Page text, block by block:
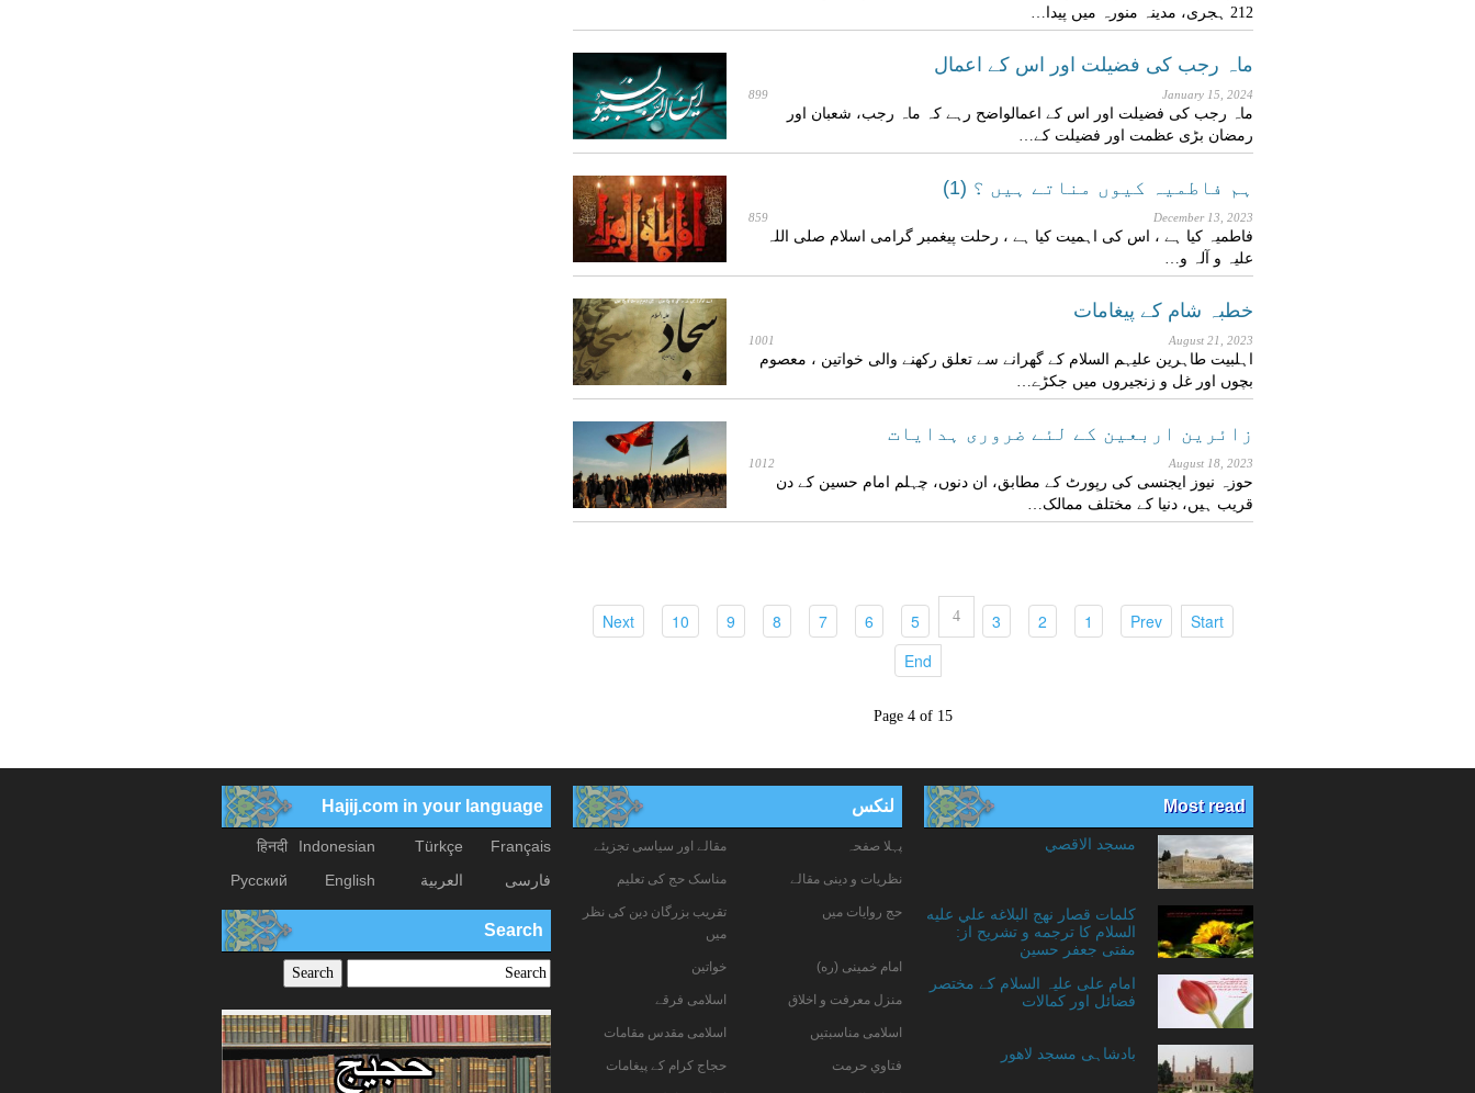
212 ہجری، مدینہ منورہ میں پیدا…
ماہ رجب کی فضیلت اور اس کے اعمال
January 15, 2024
899
ماہ رجب کی فضیلت اور اس کے اعمالواضح رہے کہ ماہ رجب، شعبان اور
رمضان بڑی عظمت اور فضیلت کے…
ہم فاطمیہ کیوں مناتے ہیں ؟ (1)
December 13, 2023
859
فاطمیہ کیا ہے ، اس کی اہمیت کیا ہے ، رحلت پیغمبر گرامی اسلام صلی اللہ
علیہ و آلہ و…
خطبہ شام کے پیغامات
August 21, 2023
1001
اہلبیت طاہرین علیہم السلام کے گھرانے سے تعلق رکھنے والی خواتین ، معصوم
بچوں اور غل و زنجیروں میں جکڑے…
زائرین اربعین کے لئے ضروری ہدایات
August 18, 2023
1012
حوزہ نیوز ایجنسی کی رپورٹ کے مطابق، ان دنوں، چہلم امام حسین کے دن
قریب ہیں، دنیا کے مختلف ممالک…
Start
(current)
Prev
1
2
(current)
3
(current)
4
5
(current)
6
(current)
7
(current)
8
(current)
9
(current)
10
Next
End
Page 4 of 15
Most read
مسجد الاقصي
کلمات قصار نهج البلاغه علي عليه
السلام کا ترجمه و تشریح از:
مفتی جعفر حسین
امام علی علیہ السلام کے مختصر
فضائل اور کمالات
بادشاہی مسجد لاهور
لنکس
پہلا صفحہ مقالے اور سیاسی تجزیئے
نظریات و دینی مقالے مناسک حج کی تعلیم
حج روایات میں
تقریب بزرگان دین کی نظر
میں
امام خمینی (ره) خواتين
منزل معرفت و اخلاق اسلامی فرقے
اسلامی مناسبتیں اسلامی مقدس مقامات
فتاوي حرمت حجاج کرام کے پیغامات
Hajij.com in your language
Français
Türkçe
Indonesian
हिनदी
فارسی
العربیة English
Русский
Search